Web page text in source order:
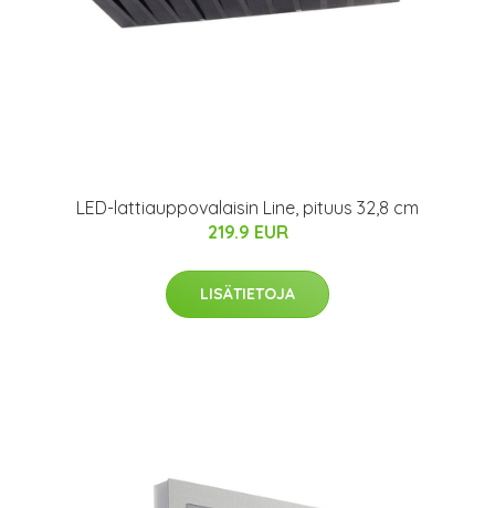
LED-lattiauppovalaisin Line, pituus 32,8 cm
219.9 EUR
LISÄTIETOJA